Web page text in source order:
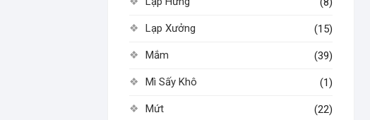
Lạp Xưởng (15)
Mắm (39)
Mì Sấy Khô (1)
Mứt (22)